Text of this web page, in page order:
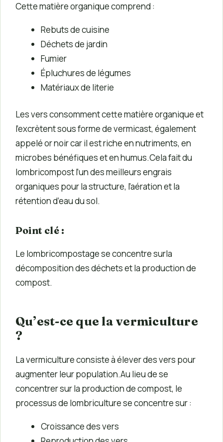
Cette matière organique comprend :
Rebuts de cuisine
Déchets de jardin
Fumier
Épluchures de légumes
Matériaux de literie
Les vers consomment cette matière organique et
l’excrètent sous forme de vermicast, également
appelé or noir car il est riche en nutriments, en
microbes bénéfiques et en humus.Cela fait du
lombricompost l’un des meilleurs engrais
organiques pour la structure, l’aération et la
rétention d’eau du sol.
Point clé :
Le lombricompostage se concentre surla
décomposition des déchets et la production de
compost.
Qu’est-ce que la vermiculture
?
La vermiculture consiste à élever des vers pour
augmenter leur population.Au lieu de se
concentrer sur la production de compost, le
processus de lombriculture se concentre sur :
Croissance des vers